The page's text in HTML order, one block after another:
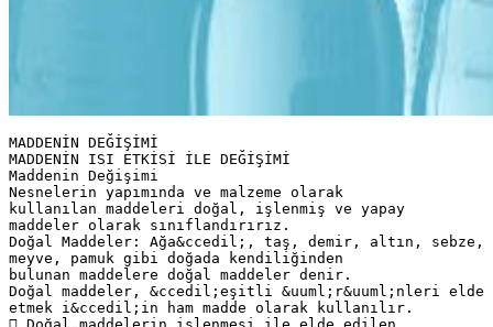
MADDENİN DEĞİŞİMİ
MADDENİN ISI ETKİSİ İLE DEĞİŞİMİ
Maddenin Değişimi
Nesnelerin yapımında ve malzeme olarak
kullanılan maddeleri doğal, işlenmiş ve yapay
maddeler olarak sınıflandırırız.
Doğal Maddeler: Ağa&ccedil;, taş, demir, altın, sebze,
meyve, pamuk gibi doğada kendiliğinden
bulunan maddelere doğal maddeler denir.
Doğal maddeler, &ccedil;eşitli &uuml;r&uuml;nleri elde
etmek i&ccedil;in ham madde olarak kullanılır.